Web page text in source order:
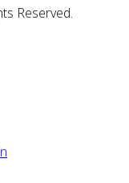
Reserved.